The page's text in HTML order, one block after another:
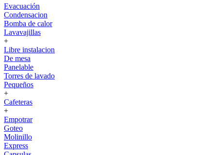
Evacuación
Condensacion
Bomba de calor
Lavavajillas
+
Libre instalacion
De mesa
Panelable
Torres de lavado
Pequeños
+
Cafeteras
+
Empotrar
Goteo
Molinillo
Express